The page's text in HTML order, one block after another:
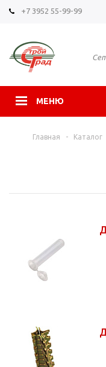
+7 3952 55-99-99
МЕНЮ
Главная - Каталог